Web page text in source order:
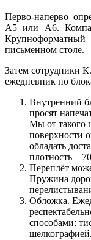
Перво-наперво
А5 или А6.
письменном столе.
Затем сотрудники
ежедневник по
Внутренний
просят
Мы от такого
поверхности
обладать
плотность –
Переплёт
Пружина
Обложка.
способами:
шелкографией.